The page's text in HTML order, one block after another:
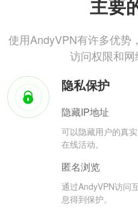
主要
使用AndyVPN有许多优势
访问权限和
隐私保护
隐藏IP地址
可以隐藏用户的真
在线活动。
匿名浏览
通过AndyVPN访问
息得到保护。